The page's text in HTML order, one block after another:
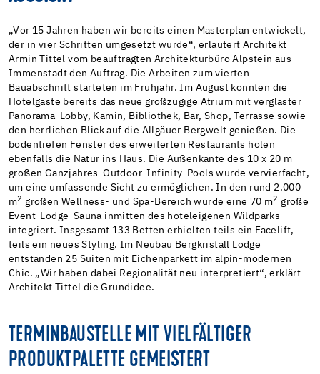
„Vor 15 Jahren haben wir bereits einen Masterplan entwickelt,
der in vier Schritten umgesetzt wurde“, erläutert Architekt
Armin Tittel vom beauftragten Architekturbüro Alpstein aus
Immenstadt den Auftrag. Die Arbeiten zum vierten
Bauabschnitt starteten im Frühjahr. Im August konnten die
Hotelgäste bereits das neue großzügige Atrium mit verglaster
Panorama-Lobby, Kamin, Bibliothek, Bar, Shop, Terrasse sowie
den herrlichen Blick auf die Allgäuer Bergwelt genießen. Die
bodentiefen Fenster des erweiterten Restaurants holen
ebenfalls die Natur ins Haus. Die Außenkante des 10 x 20 m
großen Ganzjahres-Outdoor-Infinity-Pools wurde vervierfacht,
um eine umfassende Sicht zu ermöglichen. In den rund 2.000
m2 großen Wellness- und Spa-Bereich wurde eine 70 m2 große
Event-Lodge-Sauna inmitten des hoteleigenen Wildparks
integriert. Insgesamt 133 Betten erhielten teils ein Facelift,
teils ein neues Styling. Im Neubau Bergkristall Lodge
entstanden 25 Suiten mit Eichenparkett im alpin-modernen
Chic. „Wir haben dabei Regionalität neu interpretiert“, erklärt
Architekt Tittel die Grundidee.
TERMINBAUSTELLE MIT VIELFÄLTIGER
PRODUKTPALETTE GEMEISTERT